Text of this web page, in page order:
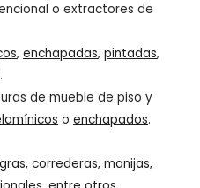
o extractores de
,enchapadas,pintadas,
de mueble de piso y
oenchapados.
,correderas,manijas,